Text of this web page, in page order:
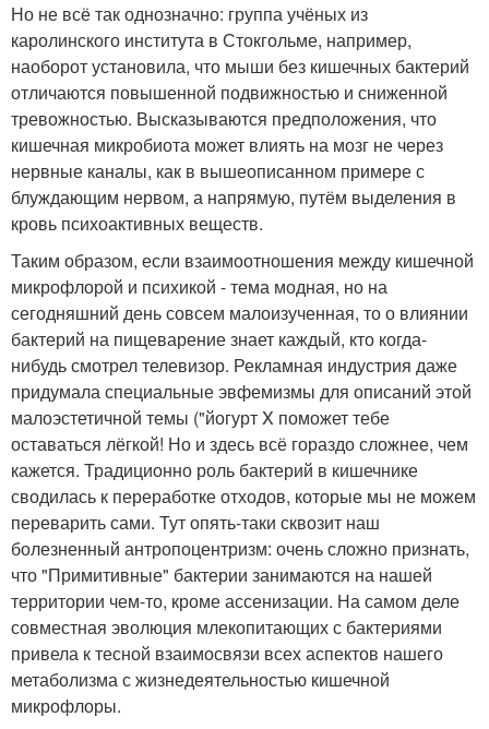
Но не всё так однозначно: группа учёных из
каролинского института в Стокгольме, например,
наоборот установила, что мыши без кишечных бактерий
отличаются повышенной подвижностью и сниженной
тревожностью. Высказываются предположения, что
кишечная микробиота может влиять на мозг не через
нервные каналы, как в вышеописанном примере с
блуждающим нервом, а напрямую, путём выделения в
кровь психоактивных веществ.
Таким образом, если взаимоотношения между кишечной
микрофлорой и психикой - тема модная, но на
сегодняшний день совсем малоизученная, то о влиянии
бактерий на пищеварение знает каждый, кто когда-
нибудь смотрел телевизор. Рекламная индустрия даже
придумала специальные эвфемизмы для описаний этой
малоэстетичной темы ("йогурт X поможет тебе
оставаться лёгкой! Но и здесь всё гораздо сложнее, чем
кажется. Традиционно роль бактерий в кишечнике
сводилась к переработке отходов, которые мы не можем
переварить сами. Тут опять-таки сквозит наш
болезненный антропоцентризм: очень сложно признать,
что "Примитивные" бактерии занимаются на нашей
территории чем-то, кроме ассенизации. На самом деле
совместная эволюция млекопитающих с бактериями
привела к тесной взаимосвязи всех аспектов нашего
метаболизма с жизнедеятельностью кишечной
микрофлоры.